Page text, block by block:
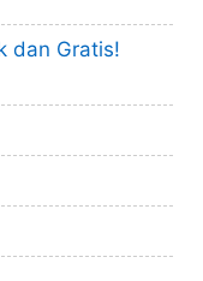
dan Gratis!